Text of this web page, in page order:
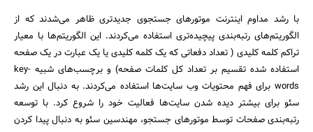
جستجو
با رشد مداوم اینترنت موتورهای جستجوی جدید‌تری ظاهر می‌شدند که از
الگوریتم‌های رتبه‌بندی پیچیده‌تری استفاده می‌کردند. این الگوریتم‌ها با معیار
تراکم کلمه کلیدی ( تعداد دفعاتی که یک کلمه کلیدی یا یک عبارت در یک صفحه
استفاده شده تقسیم بر تعداد کل کلمات صفحه) و برچسب‌های شبیه key-
words برای فهم محتویات وب سایت‌ها استفاده می‌کردند. به دنبال این رشد
سئو برای بیشتر دیده شدن سایت‌ها فعالیت خود را شروع کرد. با توسعه
رتبه‌بندی صفحات توسط موتور‌های جستجو، مهندسین سئو به دنبال پیدا کردن